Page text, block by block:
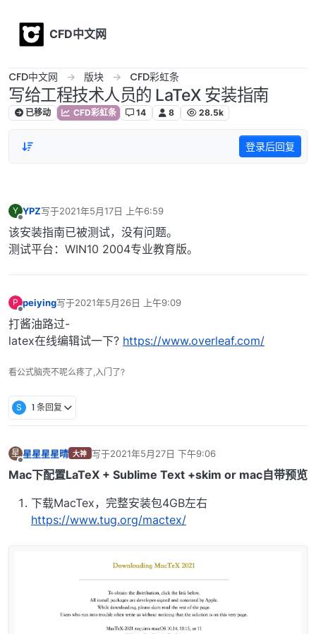
CFD中文网
CFD中文网 版块 CFD彩虹条
写给工程技术人员的 LaTeX 安装指南
已移动 CFD彩虹条 14 8 28.5k
登录后回复
Y
离线
YPZ写于2021年5月17日 上午6:59
最后由 编辑
该安装指南已被测试，没有问题。
测试平台：WIN10 2004专业教育版。
P
离线
peiying写于2021年5月26日 上午9:09
最后由 编辑
打酱油路过-
latex在线编辑试一下? https://www.overleaf.com/
看公式脑壳不呢么疼了,入门了?
S 1 条回复
星 星星星星晴 大神 写于2021年5月27日 下午9:06
最后由 编辑
Mac下配置LaTeX + Sublime Text +skim or mac自带预览
下载MacTex，完整安装包4GB左右
https://www.tug.org/mactex/